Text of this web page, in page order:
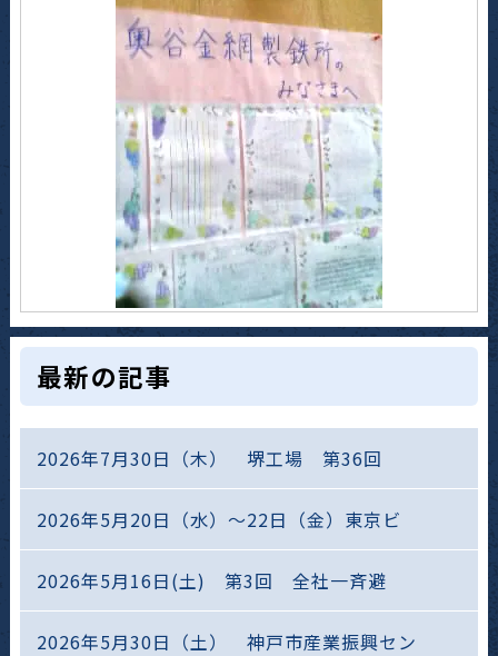
最新の記事
2026年7月30日（木） 堺工場 第36回
2026年5月20日（水）～22日（金）東京ビ
2026年5月16日(土) 第3回 全社一斉避
2026年5月30日（土） 神戸市産業振興セン